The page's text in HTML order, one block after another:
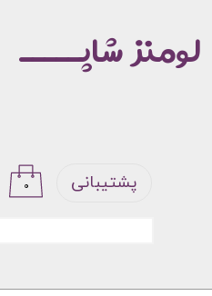
حساب کاربری من
خروج از حساب کاربری
۰ پشتیبانی
لومنز شاپـــــ